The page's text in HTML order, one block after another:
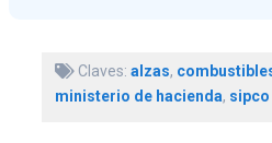
Claves: alzas,
ministerio de hacienda, sipco